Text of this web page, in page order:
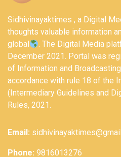
Sidhivinayaktimes , a Digital
thoughts valuable information
global
. The Digital Media
December 2021. Portal was
of Information and
accordance with rule 18 of the
(Intermediary Guidelines and
Rules, 2021.
Email:
Phone: 9816013276